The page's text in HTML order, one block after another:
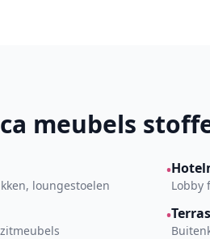
meubels
loungestoelen
•
Lobby
•